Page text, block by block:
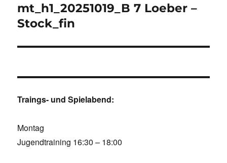
mt_h1_20251019_B 7 Loeber –
Stock_fin
Traings- und Spielabend:
Montag
Jugendtraining 16:30 – 18:00